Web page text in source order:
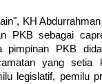
KH
PKB sebagai
pimpinan PKB
yang setia
legislatif, pemilu